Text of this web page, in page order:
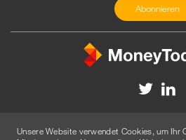
Disclaimer
Unsere Website verwendet Cookies, um Ihr